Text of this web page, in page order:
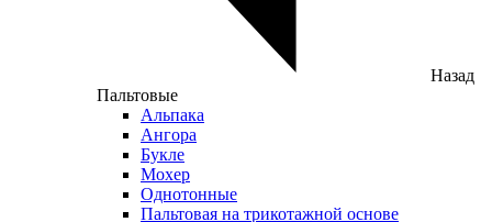
Назад
Пальтовые
Альпака
Ангора
Букле
Мохер
Однотонные
Пальтовая на трикотажной основе